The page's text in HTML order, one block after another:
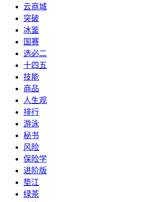
云商城
突破
冰鉴
国赛
选必二
十四五
技能
商品
人生观
排行
游泳
秘书
风险
保险学
进阶版
垫江
绿茶